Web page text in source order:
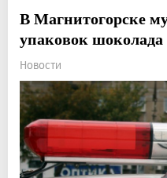
В Магнитогорске
упаковок шоколада
Новости